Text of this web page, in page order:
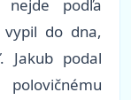
podľa
vypil do dna,
Jakub podal